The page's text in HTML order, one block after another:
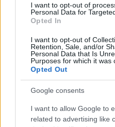
I want to opt-out of
Personal Data for
Opted In
I want to opt-out of
Retention, Sale, and/or
Personal Data that Is
Purposes for which it was
Opted Out
Google consents
I want to allow Google to
related to advertising like
A hozzászóláshoz be kell